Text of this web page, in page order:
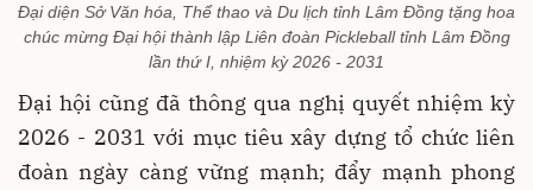
Đại diện Sở Văn hóa, Thể thao và Du lịch tỉnh Lâm Đồng tặng hoa
chúc mừng Đại hội thành lập Liên đoàn Pickleball tỉnh Lâm Đồng
lần thứ I, nhiệm kỳ 2026 - 2031
Đại hội cũng đã thông qua nghị quyết nhiệm kỳ
2026 - 2031 với mục tiêu xây dựng tổ chức liên
đoàn ngày càng vững mạnh; đẩy mạnh phong